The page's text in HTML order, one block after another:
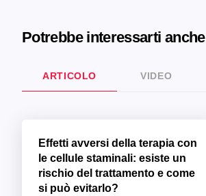
Potrebbe interessarti anche
ARTICOLO VIDEO
Effetti avversi della terapia con
le cellule staminali: esiste un
rischio del trattamento e come
si può evitarlo?